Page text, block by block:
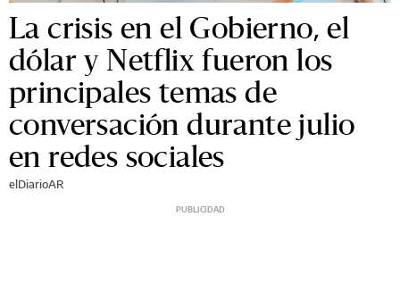
La crisis en el Gobierno, el
dólar y Netflix fueron los
principales temas de
conversación durante julio
en redes sociales
elDiarioAR